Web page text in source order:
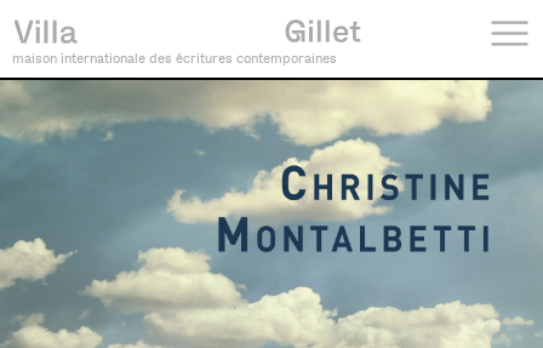
maison internationale des écritures contemporaines